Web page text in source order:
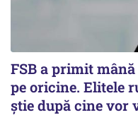
FSB a primit
pe oricine. Elitele
știe după cine vor